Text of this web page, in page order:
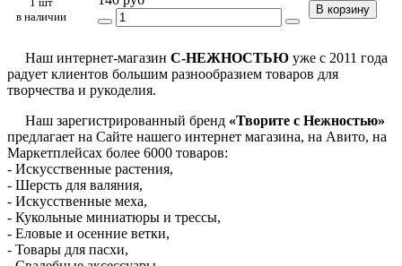
в наличии
В корзину
Наш интернет-магазин С-НЕЖНОСТЬЮ уже с 2011 года
радует клиентов большим разнообразием товаров для
творчества и рукоделия.
Наш зарегистрированный бренд «Творите с Нежностью»
предлагает на Сайте нашего интернет магазина, на Авито, на
Маркетплейсах более 6000 товаров:
- Искусственные растения,
- Шерсть для валяния,
- Искусственные меха,
- Кукольные миниатюры и трессы,
- Еловые и осенние ветки,
- Товары для пасхи,